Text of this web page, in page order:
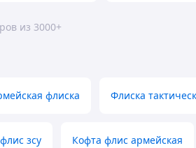
из 3000+
флиска Флиска
зсу Кофта флис армейская